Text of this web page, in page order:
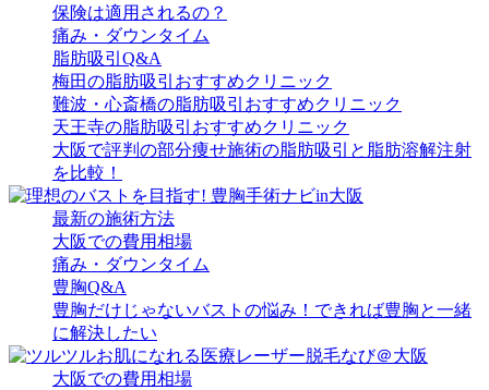
保険は適用されるの？
痛み・ダウンタイム
脂肪吸引Q&A
梅田の脂肪吸引おすすめクリニック
難波・心斎橋の脂肪吸引おすすめクリニック
天王寺の脂肪吸引おすすめクリニック
大阪で評判の部分痩せ施術の脂肪吸引と脂肪溶解注射
を比較！
最新の施術方法
大阪での費用相場
痛み・ダウンタイム
豊胸Q&A
豊胸だけじゃないバストの悩み！できれば豊胸と一緒
に解決したい
大阪での費用相場